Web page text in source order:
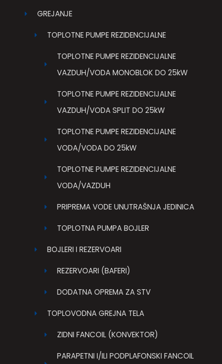
GREJANJE
TOPLOTNE PUMPE REZIDENCIJALNE
TOPLOTNE PUMPE REZIDENCIJALNE
VAZDUH/VODA MONOBLOK DO 25kW
TOPLOTNE PUMPE REZIDENCIJALNE
VAZDUH/VODA SPLIT DO 25kW
TOPLOTNE PUMPE REZIDENCIJALNE
VODA/VODA DO 25kW
TOPLOTNE PUMPE REZIDENCIJALNE
VODA/VAZDUH
PRIPREMA VODE UNUTRAŠNJA JEDINICA
TOPLOTNA PUMPA BOJLER
BOJLERI I REZERVOARI
REZERVOARI (BAFERI)
DODATNA OPREMA ZA STV
TOPLOVODNA GREJNA TELA
ZIDNI FANCOIL (KONVEKTOR)
PARAPETNI I/ILI PODPLAFONSKI FANCOIL